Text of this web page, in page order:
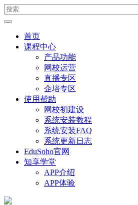
首页
课程中心
产品功能
网校运营
直播专区
企培专区
使用帮助
网校初建设
系统安装教程
系统安装FAQ
系统更新日志
EduSoho官网
知享学堂
APP介绍
APP体验